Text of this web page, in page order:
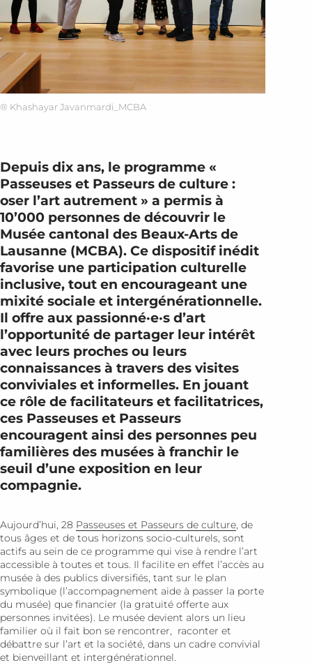
® Khashayar Javanmardi_MCBA
Depuis dix ans, le programme «
Passeuses et Passeurs de culture :
oser l’art autrement » a permis à
10’000 personnes de découvrir le
Musée cantonal des Beaux-Arts de
Lausanne (MCBA). Ce dispositif inédit
favorise une participation culturelle
inclusive, tout en encourageant une
mixité sociale et intergénérationnelle.
Il offre aux passionné·e·s d’art
l’opportunité de partager leur intérêt
avec leurs proches ou leurs
connaissances à travers des visites
conviviales et informelles. En jouant
ce rôle de facilitateurs et facilitatrices,
ces Passeuses et Passeurs
encouragent ainsi des personnes peu
familières des musées à franchir le
seuil d’une exposition en leur
compagnie.
Aujourd’hui, 28 Passeuses et Passeurs de culture, de
tous âges et de tous horizons socio-culturels, sont
actifs au sein de ce programme qui vise à rendre l’art
accessible à toutes et tous. Il facilite en effet l’accès au
musée à des publics diversifiés, tant sur le plan
symbolique (l’accompagnement aide à passer la porte
du musée) que financier (la gratuité offerte aux
personnes invitées). Le musée devient alors un lieu
familier où il fait bon se rencontrer, raconter et
débattre sur l’art et la société, dans un cadre convivial
et bienveillant et intergénérationnel.